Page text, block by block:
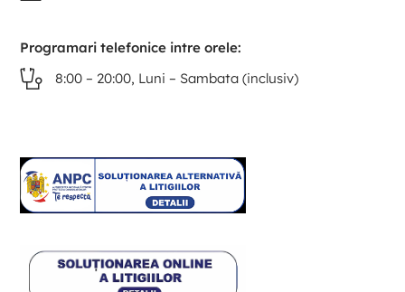
Programari telefonice intre orele:
8:00 – 20:00, Luni – Sambata (inclusiv)